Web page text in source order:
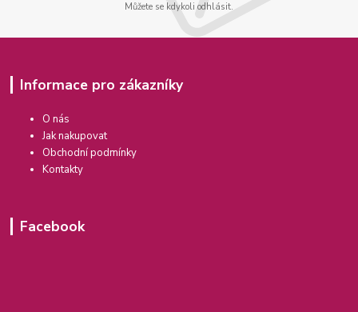
Můžete se kdykoli odhlásit.
Informace pro zákazníky
O nás
Jak nakupovat
Obchodní podmínky
Kontakty
Facebook